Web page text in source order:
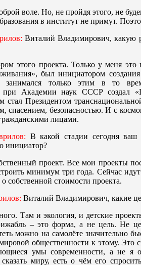
воле. Но, не пройдя этого, не
в институт не примут.
Виталий Владимирович, какую
этого проекта. Только у меня это
был инициатором
занимался только этим в то
при Академии наук СССР создал
стал Президентом
спасением, безопасностью. И с
лицами.
В какой стадии сегодня ваш
инициатор?
проект. Все мои проекты
минимум три года. Сейчас
собственной стоимости проекта.
Виталий Владимирович, какие
Там и экология, и детские
– это форма, а не цель. Не
можно на самолёте значительно
общественности к этому. Это
умы современности, а не я
миру, есть о чём его